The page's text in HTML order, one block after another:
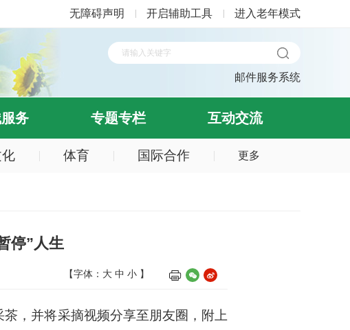
无障碍声明 开启辅助工具 进入老年模式
邮件服务系统
务 专题专栏 互动交流
体育 国际合作 更多
停”人生
【字体： 大 中 小 】
，并将采摘视频分享至朋友圈，附上